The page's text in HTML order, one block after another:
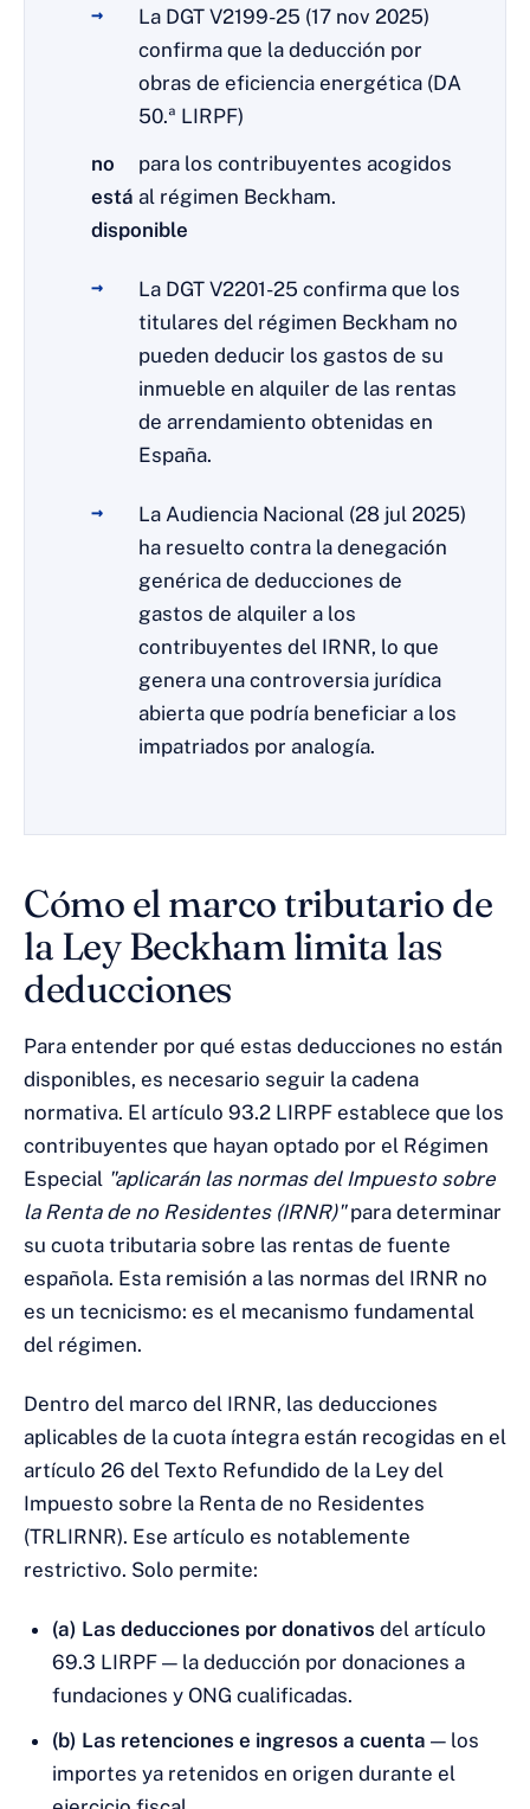
La DGT V2199-25 (17 nov 2025)
confirma que la deducción por
obras de eficiencia energética (DA
50.ª LIRPF)
no
está
disponible
para los contribuyentes acogidos
al régimen Beckham.
La DGT V2201-25 confirma que los
titulares del régimen Beckham no
pueden deducir los gastos de su
inmueble en alquiler de las rentas
de arrendamiento obtenidas en
España.
La Audiencia Nacional (28 jul 2025)
ha resuelto contra la denegación
genérica de deducciones de
gastos de alquiler a los
contribuyentes del IRNR, lo que
genera una controversia jurídica
abierta que podría beneficiar a los
impatriados por analogía.
Cómo el marco tributario de
la Ley Beckham limita las
deducciones
Para entender por qué estas deducciones no están
disponibles, es necesario seguir la cadena
normativa. El artículo 93.2 LIRPF establece que los
contribuyentes que hayan optado por el Régimen
Especial "aplicarán las normas del Impuesto sobre
la Renta de no Residentes (IRNR)"para determinar
su cuota tributaria sobre las rentas de fuente
española. Esta remisión a las normas del IRNR no
es un tecnicismo: es el mecanismo fundamental
del régimen.
Dentro del marco del IRNR, las deducciones
aplicables de la cuota íntegra están recogidas en el
artículo 26 del Texto Refundido de la Ley del
Impuesto sobre la Renta de no Residentes
(TRLIRNR). Ese artículo es notablemente
restrictivo. Solo permite:
(a) Las deducciones por donativos del artículo
69.3 LIRPF — la deducción por donaciones a
fundaciones y ONG cualificadas.
(b) Las retenciones e ingresos a cuenta — los
importes ya retenidos en origen durante el